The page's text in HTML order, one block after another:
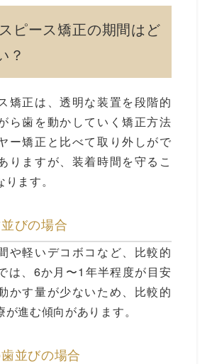
ピース矯正の期間はど
？
矯正は、透明な装置を段階的
ら歯を動かしていく矯正方法
ー矯正と比べて取り外しがで
りますが、装着時間を守るこ
ます。
びの場合
や軽いデコボコなど、比較的
は、6か月〜1年半程度が目安
かす量が少ないため、比較的
進む傾向があります。
並びの場合